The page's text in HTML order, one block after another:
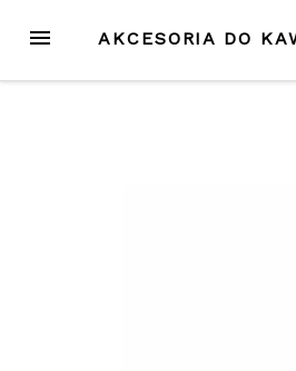
treści
MENU AKCESORIA DO